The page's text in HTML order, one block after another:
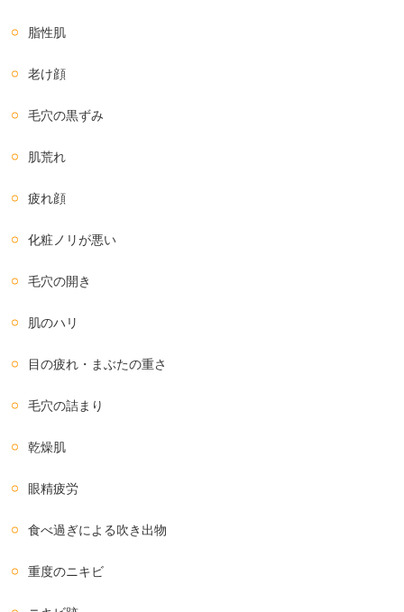
脂性肌
老け顔
毛穴の黒ずみ
肌荒れ
疲れ顔
化粧ノリが悪い
毛穴の開き
肌のハリ
目の疲れ・まぶたの重さ
毛穴の詰まり
乾燥肌
眼精疲労
食べ過ぎによる吹き出物
重度のニキビ